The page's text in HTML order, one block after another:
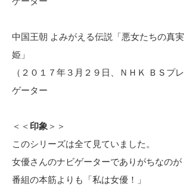
中国王朝 よみがえる伝説「悪女たちの真
姫」
（２０１７年３月２９日、ＮＨＫ ＢＳプ
ゲーター
＜＜ 印象 ＞＞
このシリーズは全て見ていました。
女優さんのナビゲーターでありがちなのが
番組の本筋よりも「私は女優！」